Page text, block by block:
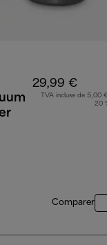
29,99 €
TVA incluse de 5,00
20
Comparer